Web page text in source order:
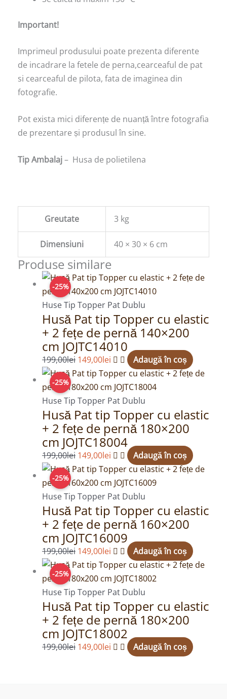
Important!
Imprimeul produsului poate prezenta diferente
de incadrare la fetele de perna,cearceaful de pat
si cearceaful de pilota, fata de imaginea din
fotografie.
Pot exista mici diferențe de nuanță între fotografia
de prezentare și produsul în sine.
Tip Ambalaj– Husa de polietilena
Greutate 3 kg
Dimensiuni 40 × 30 × 6 cm
Produse similare
-25%
Huse Tip Topper Pat Dublu
Husă Pat tip Topper cu elastic
+ 2 fețe de pernă 140×200
cm JOJTC14010
199,00lei
Prețul
inițial
a
fost:
199,00lei.
149,00lei
Prețul
curent
este:
149,00lei.
Adaugă în coș
-25%
Huse Tip Topper Pat Dublu
Husă Pat tip Topper cu elastic
+ 2 fețe de pernă 180×200
cm JOJTC18004
199,00lei
Prețul
inițial
a
fost:
199,00lei.
149,00lei
Prețul
curent
este:
149,00lei.
Adaugă în coș
-25%
Huse Tip Topper Pat Dublu
Husă Pat tip Topper cu elastic
+ 2 fețe de pernă 160×200
cm JOJTC16009
199,00lei
Prețul
inițial
a
fost:
199,00lei.
149,00lei
Prețul
curent
este:
149,00lei.
Adaugă în coș
-25%
Huse Tip Topper Pat Dublu
Husă Pat tip Topper cu elastic
+ 2 fețe de pernă 180×200
cm JOJTC18002
199,00lei
Prețul
inițial
a
fost:
199,00lei.
149,00lei
Prețul
curent
este:
149,00lei.
Adaugă în coș